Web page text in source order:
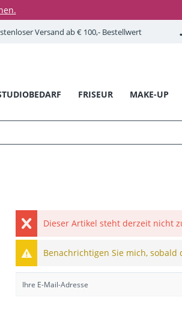
Versand ab € 100,- Bestellwert
FRISEUR MAKE-UP
Dieser Artikel steht derzeit nicht
Benachrichtigen Sie mich,